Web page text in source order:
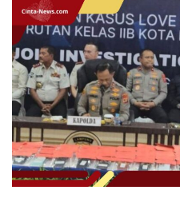
a
r
T
e
r
k
i
n
i
,
P